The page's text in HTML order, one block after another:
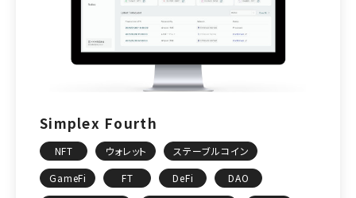
Simplex Fourth
NFT ウォレット
ステーブルコイン
GameFi
FT DeFi
DAO